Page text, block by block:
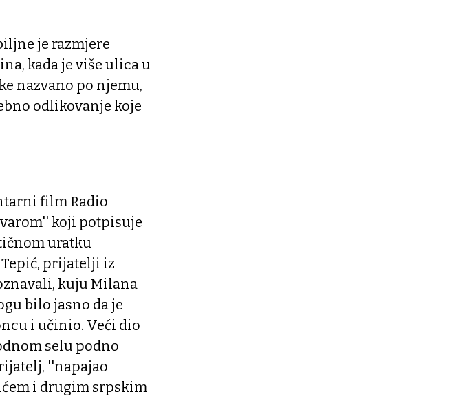
je razmjere
kada je više ulica u
nazvano po njemu,
odlikovanje koje
film Radio
koji potpisuje
uratku
prijatelji iz
kuju Milana
bilo jasno da je
i učinio. Veći dio
selu podno
''napajao
i drugim srpskim